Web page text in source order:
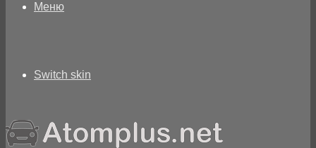
Меню
Switch skin